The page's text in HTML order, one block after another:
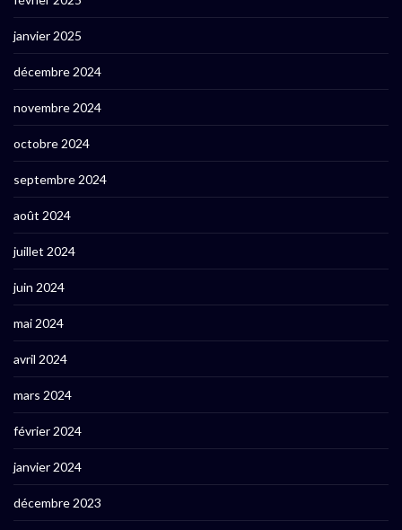
janvier 2025
décembre 2024
novembre 2024
octobre 2024
septembre 2024
août 2024
juillet 2024
juin 2024
mai 2024
avril 2024
mars 2024
février 2024
janvier 2024
décembre 2023